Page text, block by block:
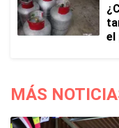
el
MÁS